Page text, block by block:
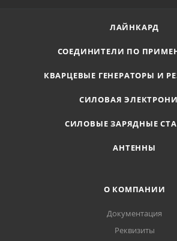
ЛАЙНКАРД
СОЕДИНИТЕЛИ ПО
КВАРЦЕВЫЕ ГЕНЕРАТОРЫ И
СИЛОВАЯ
СИЛОВЫЕ ЗАРЯДНЫЕ
АНТЕННЫ
О КОМПАНИИ
Документация
Реквизиты